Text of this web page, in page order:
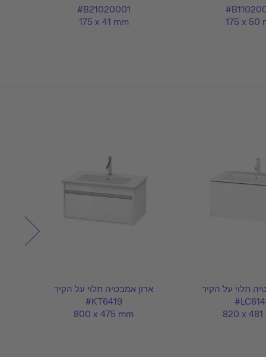
175 x 50
#B21020001
175 x 41 mm
תלוי על הקיר
820 x 481
ארון אמבטיה תלוי על הקיר
#KT6419
800 x 475 mm